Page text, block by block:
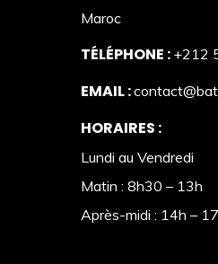
Maroc
TÉLÉPHONE : +212
EMAIL :
HORAIRES :
Lundi au Vendredi
Matin : 8h30 – 13h
Après-midi : 14h –